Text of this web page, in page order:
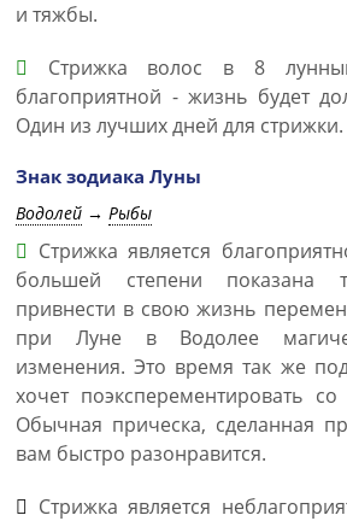
и тяжбы.
Стрижка волос в 8
благоприятной - жизнь будет
Один из лучших дней для стрижки.
Знак зодиака Луны
Водолей → Рыбы
Стрижка является
большей степени показана
привнести в свою жизнь
при Луне в Водолее
изменения. Это время так же
хочет поэксперементировать
Обычная прическа, сделанная
вам быстро разонравится.
Стрижка является